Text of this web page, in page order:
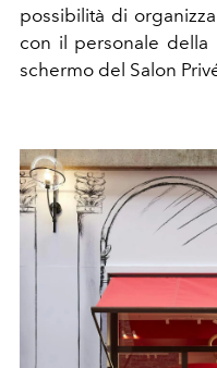
possibilità di
con il personale della
schermo del Salon